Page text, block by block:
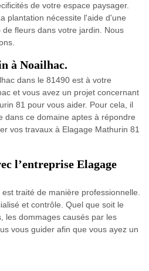
de votre espace paysager.
plantation nécessite l'aide d'une
fleurs dans votre jardin. Nous
à Noailhac.
dans le 81490 est à votre
et vous avez un projet concernant
81 pour vous aider. Pour cela, il
dans ce domaine aptes à répondre
vos travaux à Elagage Mathurin 81
l’entreprise Elagage
traité de manière professionnelle.
et contrôle. Quel que soit le
les dommages causés par les
vous guider afin que vous ayez un